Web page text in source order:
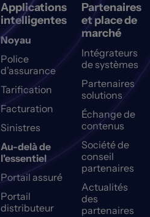
Applications
intelligentes
Noyau
Police
d’assurance
Tarification
Facturation
Sinistres
Au-delà de
l'essentiel
Portail assuré
Portail
distributeur
Partenaires
et place de
marché
Intégrateurs
de systèmes
Partenaires
solutions
Échange de
contenus
Société de
conseil
partenaires
Actualités
des
partenaires